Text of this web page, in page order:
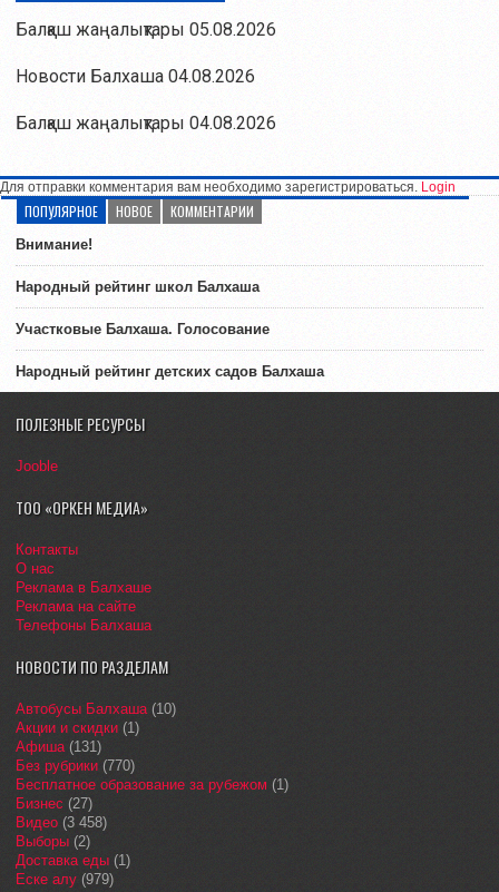
Балқаш жаңалықтары 05.08.2026
Новости Балхаша 04.08.2026
Балқаш жаңалықтары 04.08.2026
Для отправки комментария вам необходимо зарегистрироваться. Login
ПОПУЛЯРНОЕ НОВОЕ КОММЕНТАРИИ
Внимание!
Народный рейтинг школ Балхаша
Участковые Балхаша. Голосование
Народный рейтинг детских садов Балхаша
ПОЛЕЗНЫЕ РЕСУРСЫ
Jooble
ТОО «ОРКЕН МЕДИА»
Контакты
О нас
Реклама в Балхаше
Реклама на сайте
Телефоны Балхаша
НОВОСТИ ПО РАЗДЕЛАМ
Автобусы Балхаша(10)
Акции и скидки (1)
Афиша(131)
Без рубрики (770)
Бесплатное образование за рубежом (1)
Бизнес (27)
Видео (3 458)
Выборы (2)
Доставка еды (1)
Еске алу (979)